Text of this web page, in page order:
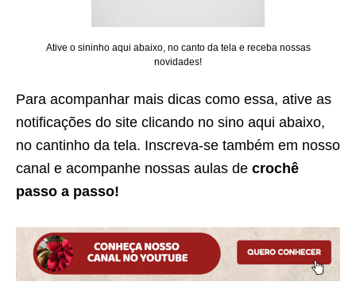
Ative o sininho aqui abaixo, no canto da tela e receba nossas
novidades!
Para acompanhar mais dicas como essa, ative as
notificações do site clicando no sino aqui abaixo,
no cantinho da tela. Inscreva-se também em nosso
canal e acompanhe nossas aulas de crochê
passo a passo!